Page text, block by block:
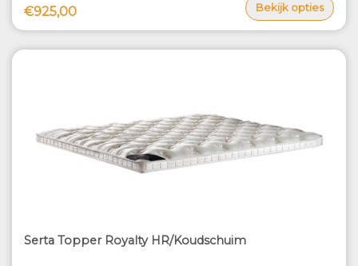
€925,00 Bekijk opties
Serta Topper Royalty HR/Koudschuim